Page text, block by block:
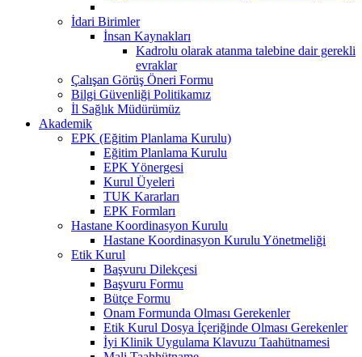
İdari Birimler
İnsan Kaynakları
Kadrolu olarak atanma talebine dair gerekli
evraklar
Çalışan Görüş Öneri Formu
Bilgi Güvenliği Politikamız
İl Sağlık Müdürümüz
Akademik
EPK (Eğitim Planlama Kurulu)
Eğitim Planlama Kurulu
EPK Yönergesi
Kurul Üyeleri
TUK Kararları
EPK Formları
Hastane Koordinasyon Kurulu
Hastane Koordinasyon Kurulu Yönetmeliği
Etik Kurul
Başvuru Dilekçesi
Başvuru Formu
Bütçe Formu
Onam Formunda Olması Gerekenler
Etik Kurul Dosya İçeriğinde Olması Gerekenler
İyi Klinik Uygulama Klavuzu Taahütnamesi